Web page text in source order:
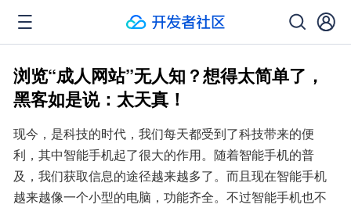
浏览“成人网站”无人知？想得太简单了，
黑客如是说：太天真！
现今，是科技的时代，我们每天都受到了科技带来的便
利，其中智能手机起了很大的作用。随着智能手机的普
及，我们获取信息的途径越来越多了。而且现在智能手机
越来越像一个小型的电脑，功能齐全。不过智能手机也不